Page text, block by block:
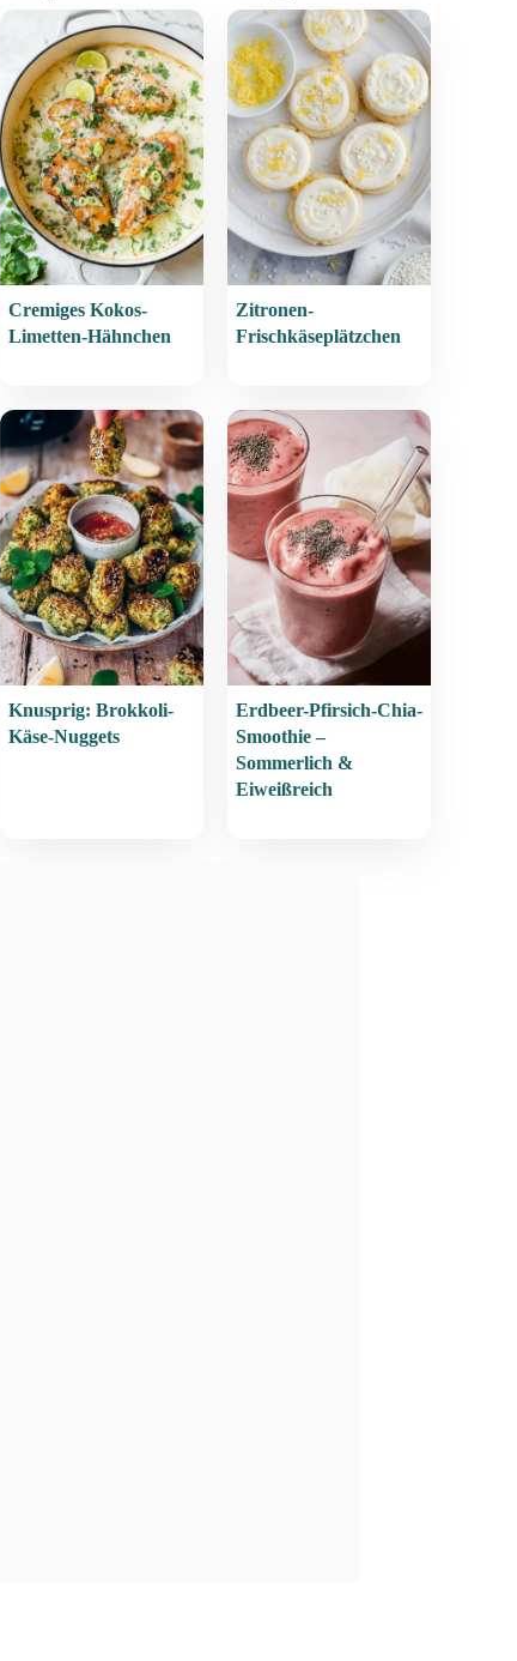
Cremiges Kokos-
Limetten-Hähnchen
Zitronen-
Frischkäseplätzchen
Knusprig: Brokkoli-
Käse-Nuggets
Erdbeer-Pfirsich-Chia-
Smoothie –
Sommerlich &
Eiweißreich